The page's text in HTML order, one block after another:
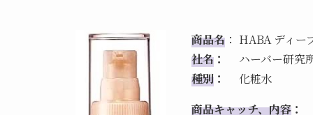
商品名 ： HABA ディ
社名 ：
ハーバー研究
種別 ：
化粧水
商品キャッチ、内容 ：